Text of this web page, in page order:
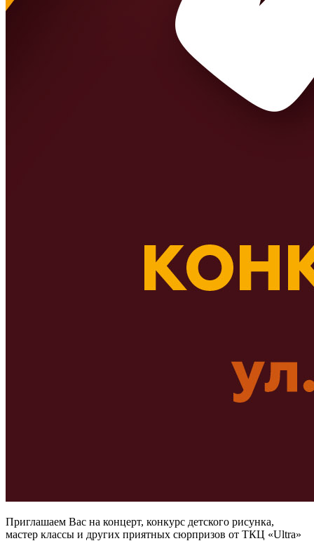
Приглашаем Вас на концерт, конкурс детского рисунка,
мастер классы и других приятных сюрпризов от ТКЦ «Ultra»